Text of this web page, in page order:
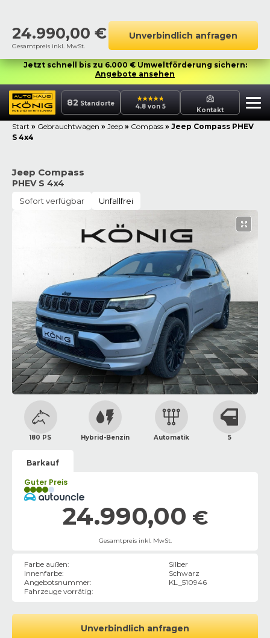
24.990,00 €
Gesamtpreis inkl. MwSt.
Unverbindlich anfragen
Jetzt schnell bis zu 6.000 € Umweltförderung sichern:
Angebote ansehen
82 Standorte 4.8 von 5 Kontakt
Start » Gebrauchtwagen » Jeep » Compass » Jeep Compass PHEV
S 4x4
Jeep Compass
PHEV S 4x4
Sofort verfügbar Unfallfrei
180 PS Hybrid-Benzin Automatik 5
Barkauf
Guter Preis
24.990,00 €
Gesamtpreis inkl. MwSt.
Farbe außen:
Silber
Innenfarbe:
Schwarz
Angebotsnummer:
KL_510946
Fahrzeuge vorrätig:
Unverbindlich anfragen